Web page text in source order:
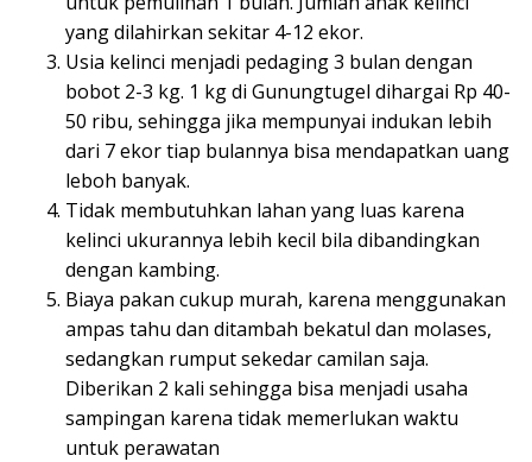
yang dilahirkan sekitar 4-12 ekor.
Usia kelinci menjadi pedaging 3 bulan dengan
bobot 2-3 kg. 1 kg di Gunungtugel dihargai Rp 40-
50 ribu, sehingga jika mempunyai indukan lebih
dari 7 ekor tiap bulannya bisa mendapatkan uang
leboh banyak.
Tidak membutuhkan lahan yang luas karena
kelinci ukurannya lebih kecil bila dibandingkan
dengan kambing.
Biaya pakan cukup murah, karena menggunakan
ampas tahu dan ditambah bekatul dan molases,
sedangkan rumput sekedar camilan saja.
Diberikan 2 kali sehingga bisa menjadi usaha
sampingan karena tidak memerlukan waktu
untuk perawatan